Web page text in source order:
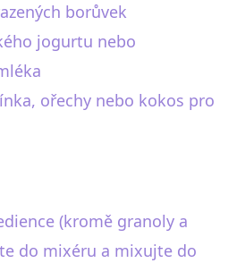
borůvek
jogurtu nebo
ořechy nebo kokos pro
(kromě granoly a
do mixéru a mixujte do